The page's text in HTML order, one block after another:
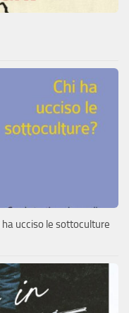
ucciso le sottoculture